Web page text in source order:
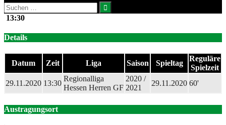
Suchen
nach:
13:30
Details
Datum Zeit Liga Saison Spieltag
Reguläre
Spielzeit
29.11.2020 13:30
Regionalliga
Hessen Herren GF
2020 /
2021
29.11.2020 60'
Austragungsort